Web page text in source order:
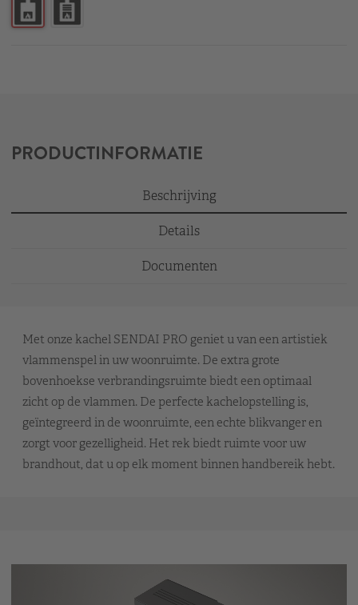
PRODUCTINFORMATIE
Beschrijving
Details
Documenten
Met onze kachel SENDAI PRO geniet u van een artistiek
vlammenspel in uw woonruimte. De extra grote
bovenhoekse verbrandingsruimte biedt een optimaal
zicht op de vlammen. De perfecte kachelopstelling is,
geïntegreerd in de woonruimte, een echte blikvanger en
zorgt voor gezelligheid. Het rek biedt ruimte voor uw
brandhout, dat u op elk moment binnen handbereik hebt.